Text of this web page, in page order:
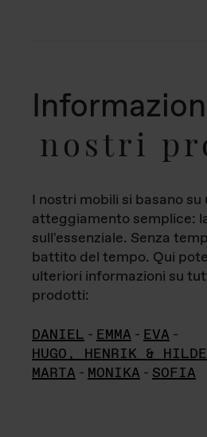
nostri
I nostri mobili si basano su
atteggiamento semplice:
sull'essenziale. Senza
battito del tempo. Qui
ulteriori informazioni su
prodotti:
DANIEL - EMMA - EVA -
HUGO, HENRIK & HILDE
MARTA - MONIKA - SOFIA